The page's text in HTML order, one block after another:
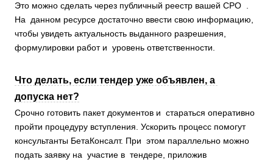
Это можно сделать через публичный реестр вашей СРО .
На данном ресурсе достаточно ввести свою информацию,
чтобы увидеть актуальность выданного разрешения,
формулировки работ и уровень ответственности.
Что делать, если тендер уже объявлен, а
допуска нет?
Срочно готовить пакет документов и стараться оперативно
пройти процедуру вступления. Ускорить процесс помогут
консультанты БетаКонсалт. При этом параллельно можно
подать заявку на участие в тендере, приложив